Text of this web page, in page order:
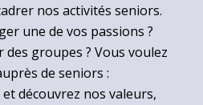
nos activités seniors.
une de vos passions ?
des groupes ? Vous voulez
de seniors :
découvrez nos valeurs,